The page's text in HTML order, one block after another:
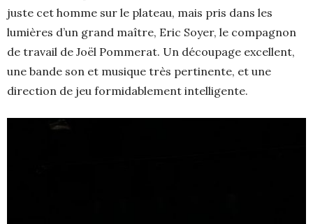
juste cet homme sur le plateau, mais pris dans les
lumières d’un grand maître, Eric Soyer, le compagnon
de travail de Joël Pommerat. Un découpage excellent,
une bande son et musique très pertinente, et une
direction de jeu formidablement intelligente.